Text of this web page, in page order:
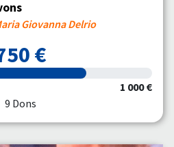
Giovanna Delrio
€
1 000 €
9 Dons